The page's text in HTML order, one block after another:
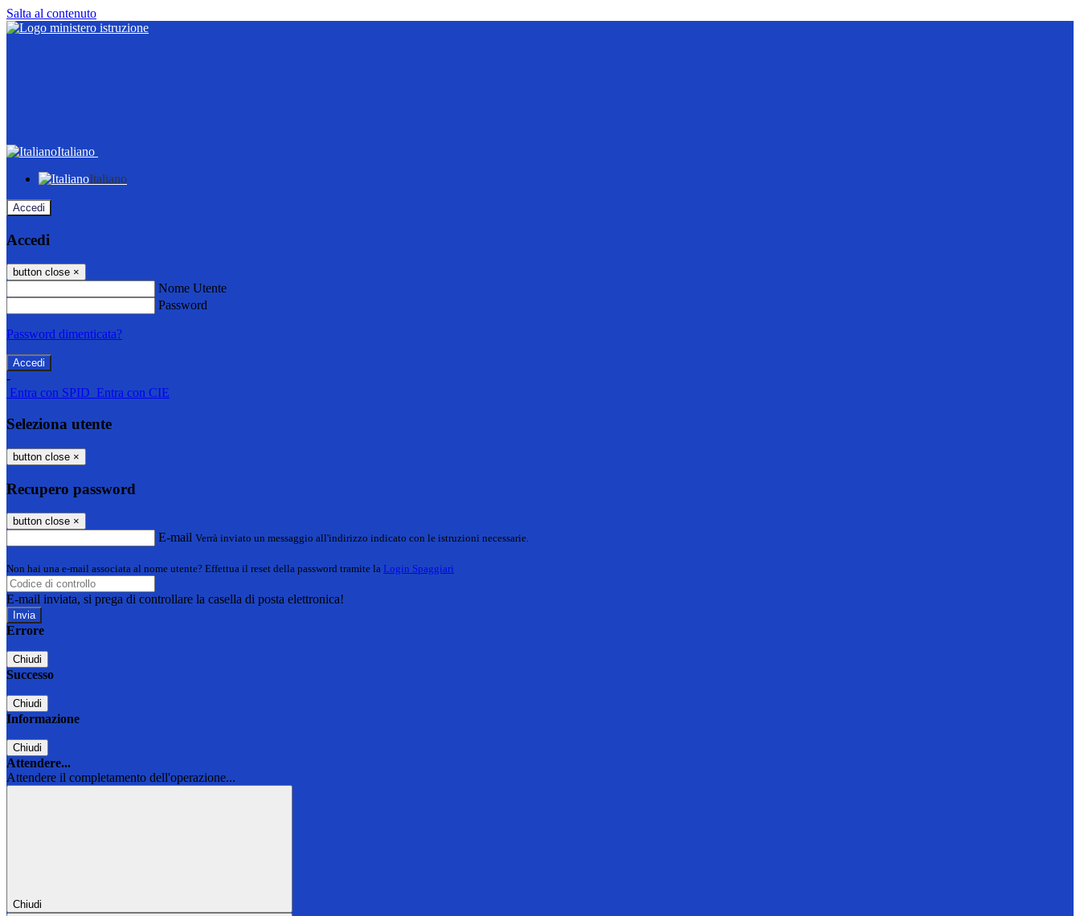
Salta al contenuto
Italiano
Italiano
Accedi
Accedi
button close ×
Nome Utente
Password
Password dimenticata?
-
Entra con SPID Entra con CIE
Seleziona utente
button close ×
Recupero password
button close ×
E-mail Verrà inviato un messaggio all'indirizzo indicato con le istruzioni necessarie.
Non hai una e-mail associata al nome utente? Effettua il reset della password tramite la Login Spaggiari
E-mail inviata, si prega di controllare la casella di posta elettronica!
Errore
Chiudi
Successo
Chiudi
Informazione
Chiudi
Attendere...
Attendere il completamento dell'operazione...
Chiudi